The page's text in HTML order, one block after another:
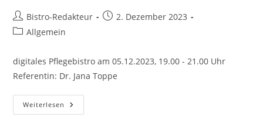
Beitrags-
Autor:
Bistro-Redakteur
Beitrag2. Dezember 2023
Beitrags-
Allgemein
digitales Pflegebistro am 05.12.2023, 19.00 - 21.00 Uhr
Referentin: Dr. Jana Toppe
Weiterlesen Selbstfürsorge:
Was